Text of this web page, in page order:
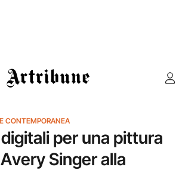
Artribune
CONTEMPORANEA
per una pittura
Singer alla